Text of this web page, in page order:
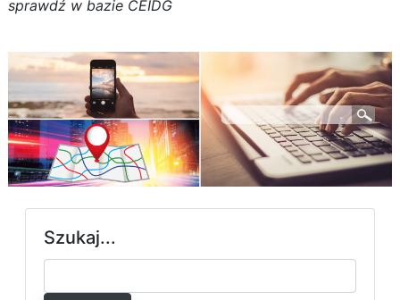
sprawdź w bazie CEIDG
Szukaj...